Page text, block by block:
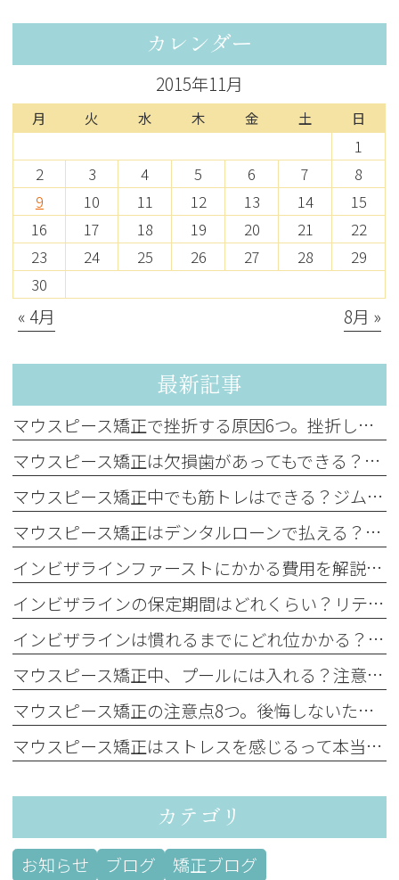
カレンダー
2015年11月
月 火 水 木 金 土 日
1
2
3 4 5 6 7
8
9
10 11 12 13 14
15
16
17 18 19 20 21
22
23
24 25 26 27 28
29
30
« 4月 8月 »
最新記事
マウスピース矯正で挫折する原因6つ。挫折しやすい人の特徴と挫折を防ぐポイント
マウスピース矯正は欠損歯があってもできる？押さえておきたいリスクを解説
マウスピース矯正中でも筋トレはできる？ジム通いの方必見
マウスピース矯正はデンタルローンで払える？種類やメリット・デメリットを解説
インビザラインファーストにかかる費用を解説。保険適用の有無や費用を抑える方法も
インビザラインの保定期間はどれくらい？リテーナーの装着時間や後戻りのリスクを解説
インビザラインは慣れるまでにどれ位かかる？違和感や痛みが続く期間と対処法を解説
マウスピース矯正中、プールには入れる？注意点や衛生管理のポイントを解説
マウスピース矯正の注意点8つ。後悔しないために知っておくべきポイントを紹介
マウスピース矯正はストレスを感じるって本当？ストレスの原因と解消法を解説
カテゴリ
お知らせ ブログ 矯正ブログ